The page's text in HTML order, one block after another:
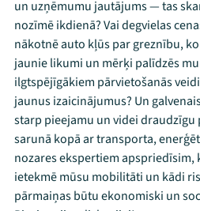
un uzņēmumu jautājums — tas
nozīmē ikdienā? Vai degvielas
nākotnē auto kļūs par greznību,
jaunie likumi un mērķi palīdzēs
ilgtspējīgākiem pārvietošanās
jaunus izaicinājumus? Un
starp pieejamu un videi draudzīgu
sarunā kopā ar transporta,
nozares ekspertiem
ietekmē mūsu mobilitāti un kādi
pārmaiņas būtu ekonomiski un